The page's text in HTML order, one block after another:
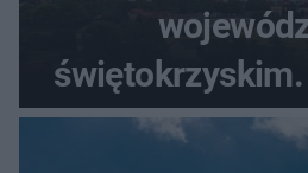
przez